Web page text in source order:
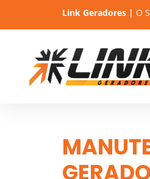
Link Geradores | O